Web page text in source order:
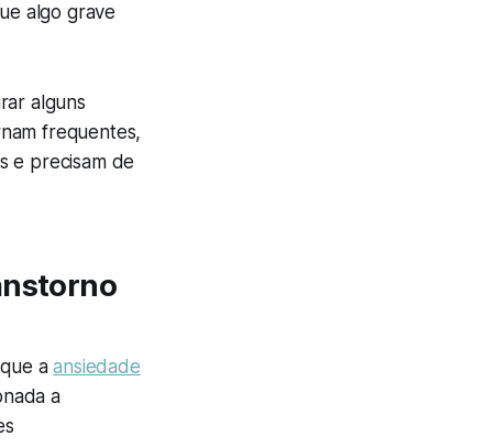
algo grave
alguns
frequentes,
e precisam de
que aansiedade
a